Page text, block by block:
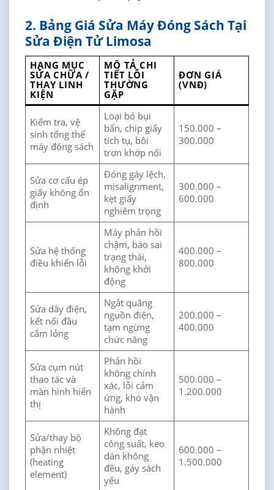
2. Bảng Giá Sửa Máy Đóng Sách Tại
Sửa Điện Tử Limosa
HẠNG MỤC
SỬA CHỮA /
THAY LINH
KIỆN
MÔ TẢ CHI
TIẾT LỖI
THƯỜNG
GẶP
ĐƠN GIÁ
(VNĐ)
Kiểm tra, vệ
sinh tổng thể
máy đóng sách
Loại bỏ bụi
bẩn, chip giấy
tích tụ, bôi
trơn khớp nối
150.000 –
300.000
Sửa cơ cấu ép
giấy không ổn
định
Đóng gáy lệch,
misalignment,
kẹt giấy
nghiêm trọng
300.000 –
600.000
Sửa hệ thống
điều khiển lỗi
Máy phản hồi
chậm, báo sai
trạng thái,
không khởi
động
400.000 –
800.000
Sửa dây điện,
kết nối đầu
cắm lỏng
Ngắt quãng
nguồn điện,
tạm ngừng
chức năng
200.000 –
400.000
Sửa cụm nút
thao tác và
màn hình hiển
thị
Phản hồi
không chính
xác, lỗi cảm
ứng, khó vận
hành
500.000 –
1.200.000
Sửa/thay bộ
phận nhiệt
(heating
element)
Không đạt
công suất, keo
dán không
đều, gáy sách
yếu
600.000 –
1.500.000